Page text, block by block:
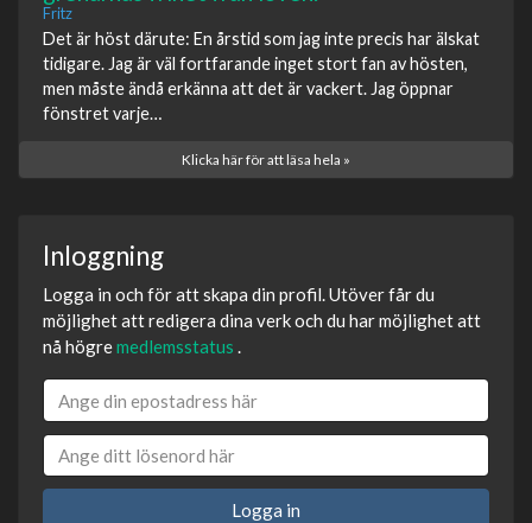
Fritz
Det är höst därute: En årstid som jag inte precis har älskat
tidigare. Jag är väl fortfarande inget stort fan av hösten,
men måste ändå erkänna att det är vackert. Jag öppnar
fönstret varje…
Klicka här för att läsa hela »
Inloggning
Logga in och för att skapa din profil. Utöver får du
möjlighet att redigera dina verk och du har möjlighet att
nå högremedlemsstatus .
Logga in